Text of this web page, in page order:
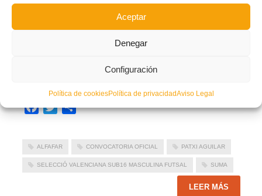
Aceptar
Denegar
Configuración
Política de cookiesPolítica de privacidadAviso Legal
Para estar al día de todas las novedades sobre el fútbol sala en la Comunitat
Facebook
TwitterCompartir
ALFAFAR CONVOCATORIA OFICIAL PATXI AGUILAR
SELECCIÓ VALENCIANA SUB16 MASCULINA FUTSAL SUMA
LEER MÁS